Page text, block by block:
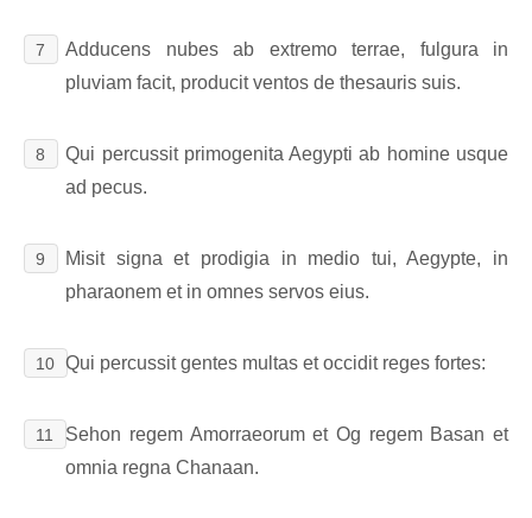
7
Adducens nubes ab extremo terrae, fulgura in
pluviam facit, producit ventos de thesauris suis.
8
Qui percussit primogenita Aegypti ab homine usque
ad pecus.
9
Misit signa et prodigia in medio tui, Aegypte, in
pharaonem et in omnes servos eius.
10 Qui percussit gentes multas et occidit reges fortes:
11
Sehon regem Amorraeorum et Og regem Basan et
omnia regna Chanaan.